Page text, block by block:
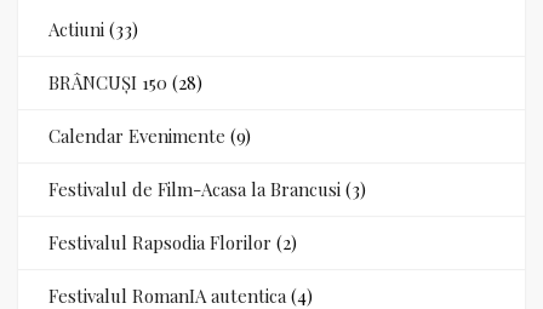
Actiuni (33)
BRÂNCUȘI 150 (28)
Calendar Evenimente (9)
Festivalul de Film-Acasa la Brancusi (3)
Festivalul Rapsodia Florilor (2)
Festivalul RomanIA autentica (4)